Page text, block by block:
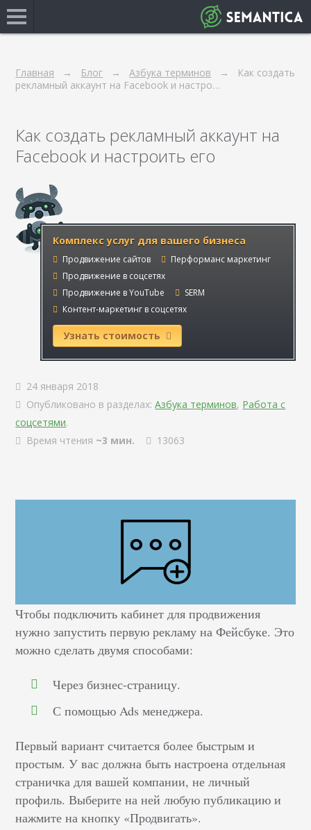
Главная Блог Азбука терминов
Как создать
рекламный аккаунт на Facebook и настро…
Как создать рекламный аккаунт на
Facebook и настроить его
Комплекс услуг для вашего бизнеса
Продвижение сайтов
Перформанс маркетинг
Продвижение в соцсетях
Продвижение в YouTube
SERM
Контент-маркетинг в соцсетях
Узнать стоимость
24 января 2018
Опубликовано в разделах: Азбука терминов, Работа с
соцсетями.
Время чтения ~3 мин. 13063
Чтобы подключить кабинет для продвижения
нужно запустить первую рекламу на Фейсбуке. Это
можно сделать двумя способами:
Через бизнес-страницу.
С помощью Ads менеджера.
Первый вариант считается более быстрым и
простым. У вас должна быть настроена отдельная
страничка для вашей компании, не личный
профиль. Выберите на ней любую публикацию и
нажмите на кнопку «Продвигать».